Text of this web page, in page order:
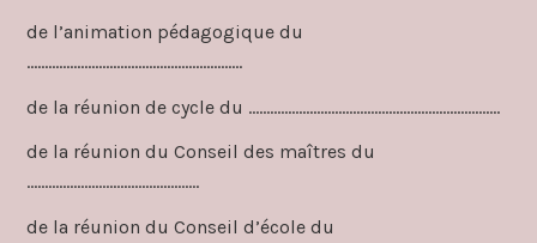
de l’animation pédagogique du
……………………………………………………
de la réunion de cycle du …………………………………………………………….
de la réunion du Conseil des maîtres du
…………………………………………
de la réunion du Conseil d’école du